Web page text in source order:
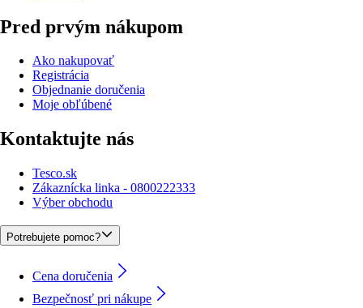
Pred prvým nákupom
Ako nakupovať
Registrácia
Objednanie doručenia
Moje obľúbené
Kontaktujte nás
Tesco.sk
Zákaznícka linka - 0800222333
Výber obchodu
Potrebujete pomoc?
Cena doručenia
Bezpečnosť pri nákupe